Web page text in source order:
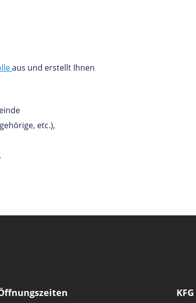
aus und erstellt Ihnen
etc.),